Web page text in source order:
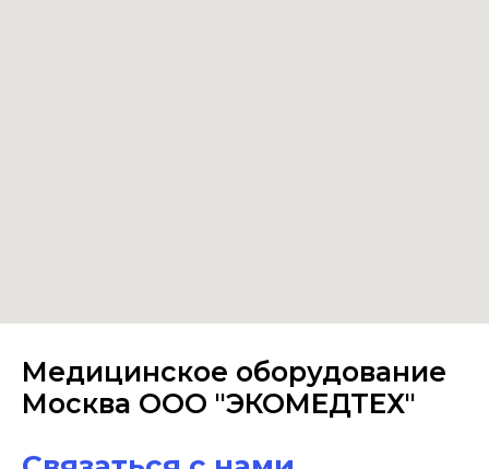
Медицинское оборудование
Москва ООО "ЭКОМЕДТЕХ"